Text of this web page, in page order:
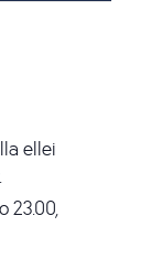
ellei
23.00,